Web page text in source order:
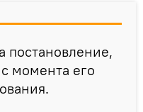
постановление,
момента его